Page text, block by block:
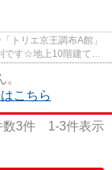
トリエ京王調布A館」
です☆地上10階建ての
こちら
数3件 1-3件表示